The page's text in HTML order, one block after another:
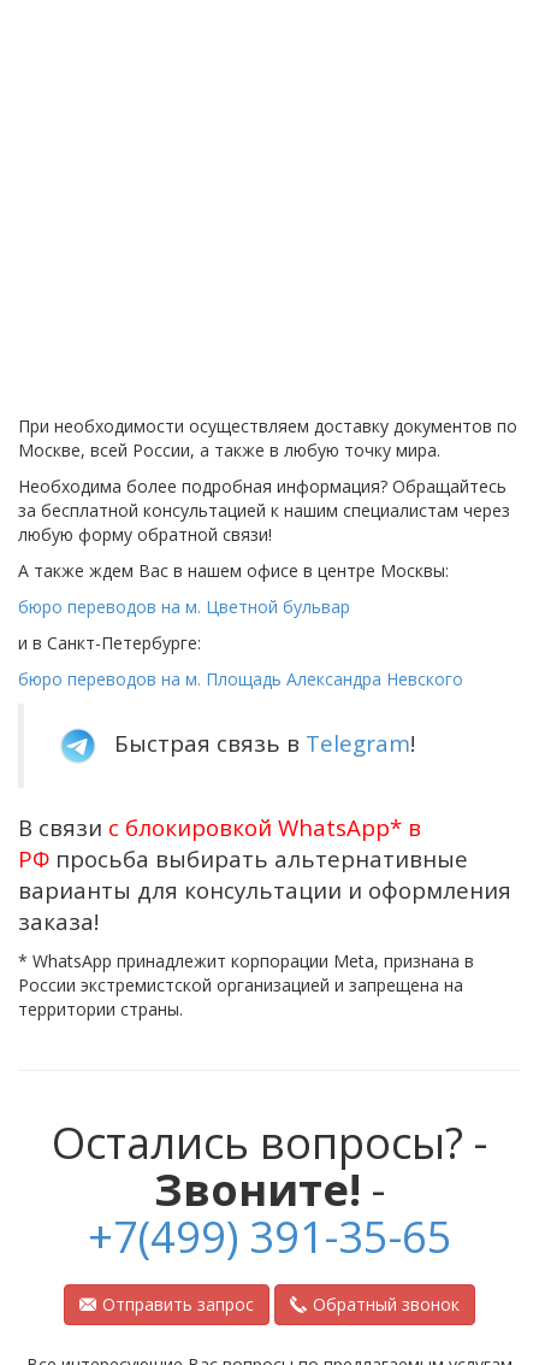
При необходимости осуществляем доставку документов по
Москве, всей России, а также в любую точку мира.
Необходима более подробная информация? Обращайтесь
за бесплатной консультацией к нашим специалистам через
любую форму обратной связи!
А также ждем Вас в нашем офисе в центре Москвы:
бюро переводов на м. Цветной бульвар
и в Санкт-Петербурге:
бюро переводов на м. Площадь Александра Невского
Быстрая связь в Telegram!
В связи с блокировкой WhatsApp* в
РФ просьба выбирать альтернативные
варианты для консультации и оформления
заказа!
* WhatsApp принадлежит корпорации Meta, признана в
России экстремистской организацией и запрещена на
территории страны.
Остались вопросы? -
Звоните! -
+7(499) 391-35-65
Отправить запрос Обратный звонок